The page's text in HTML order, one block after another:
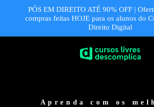
PÓS EM DIREITO ATÉ 90% OFF |
compras feitas HOJE para os alunos do
Direito Digital
Aprenda com os